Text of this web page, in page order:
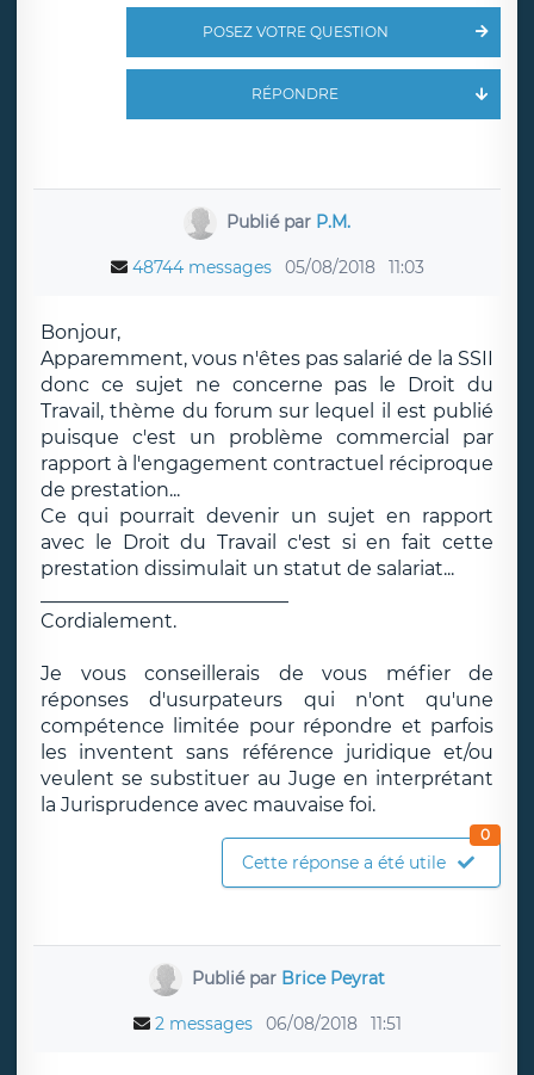
POSEZ VOTRE QUESTION
RÉPONDRE
Publié par P.M.
48744 messages 05/08/2018 11:03
Bonjour,
Apparemment, vous n'êtes pas salarié de la SSII
donc ce sujet ne concerne pas le Droit du
Travail, thème du forum sur lequel il est publié
puisque c'est un problème commercial par
rapport à l'engagement contractuel réciproque
de prestation...
Ce qui pourrait devenir un sujet en rapport
avec le Droit du Travail c'est si en fait cette
prestation dissimulait un statut de salariat...
Cordialement.
Je vous conseillerais de vous méfier de
réponses d'usurpateurs qui n'ont qu'une
compétence limitée pour répondre et parfois
les inventent sans référence juridique et/ou
veulent se substituer au Juge en interprétant
la Jurisprudence avec mauvaise foi.
Cette réponse a été utile
0
Publié par Brice Peyrat
2 messages 06/08/2018 11:51